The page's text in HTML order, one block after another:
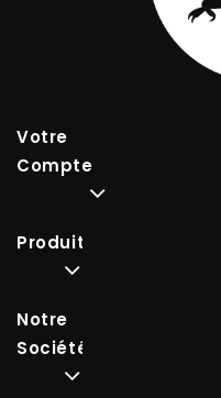
Votre
Compte
Produits
Notre
Société